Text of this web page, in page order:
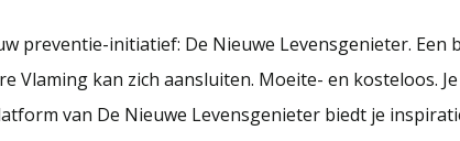
preventie-initiatief: De Nieuwe Levensgenieter.
Vlaming kan zich aansluiten. Moeite- en kosteloos.
van De Nieuwe Levensgenieter biedt je